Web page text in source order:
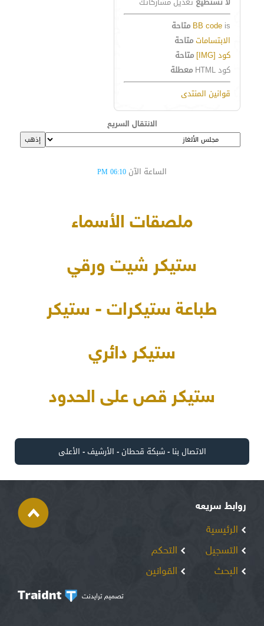
BB code is
متاحة
الابتساماتمتاحة
كود [IMG]
متاحة
كود HTML
معطلة
قوانين المنتدى
الانتقال السريع
الساعة الآن 06:10 PM
ملصقات الأسماء
ستيكر شيت ورقي
طباعة ستيكرات - ستيكر
ستيكر دائري
ستيكر قص على الحدود
الاتصال بنا -شبكة قحطان- الأرشيف- الأعلى
روابط سريعه
الرئيسية
التسجيل
البحث
التحكم
القوانين